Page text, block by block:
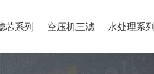
芯系列 空压机三滤 水处理系列